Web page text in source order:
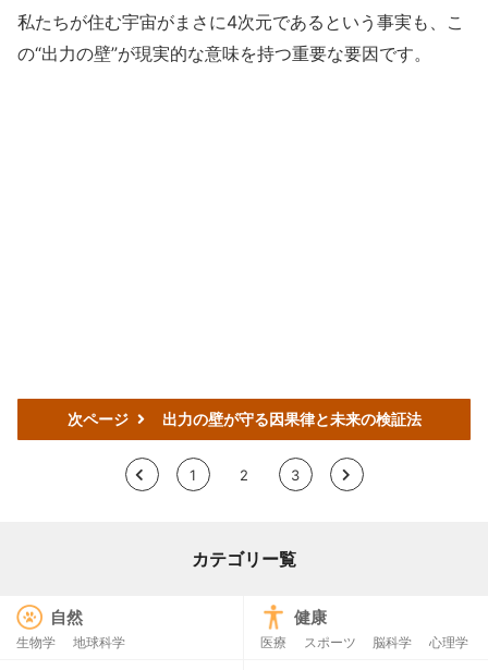
私たちが住む宇宙がまさに4次元であるという事実も、こ
の“出力の壁”が現実的な意味を持つ重要な要因です。
次ページ 出力の壁が守る因果律と未来の検証法
< 1 2 3 >
カテゴリー覧
自然
生物学 地球科学
健康
医療 スポーツ 脳科学 心理学